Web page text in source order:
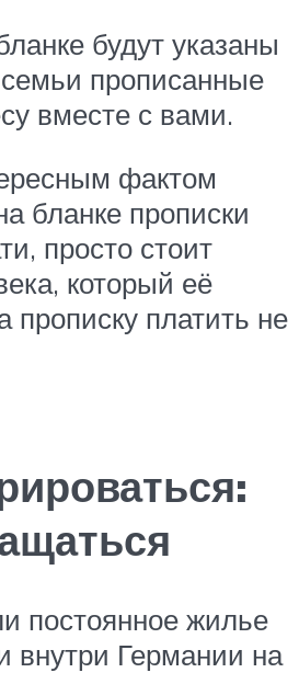
будут указаны
прописанные
вместе с вами.
фактом
бланке прописки
просто стоит
который её
прописку платить не
постоянное жилье
внутри Германии на